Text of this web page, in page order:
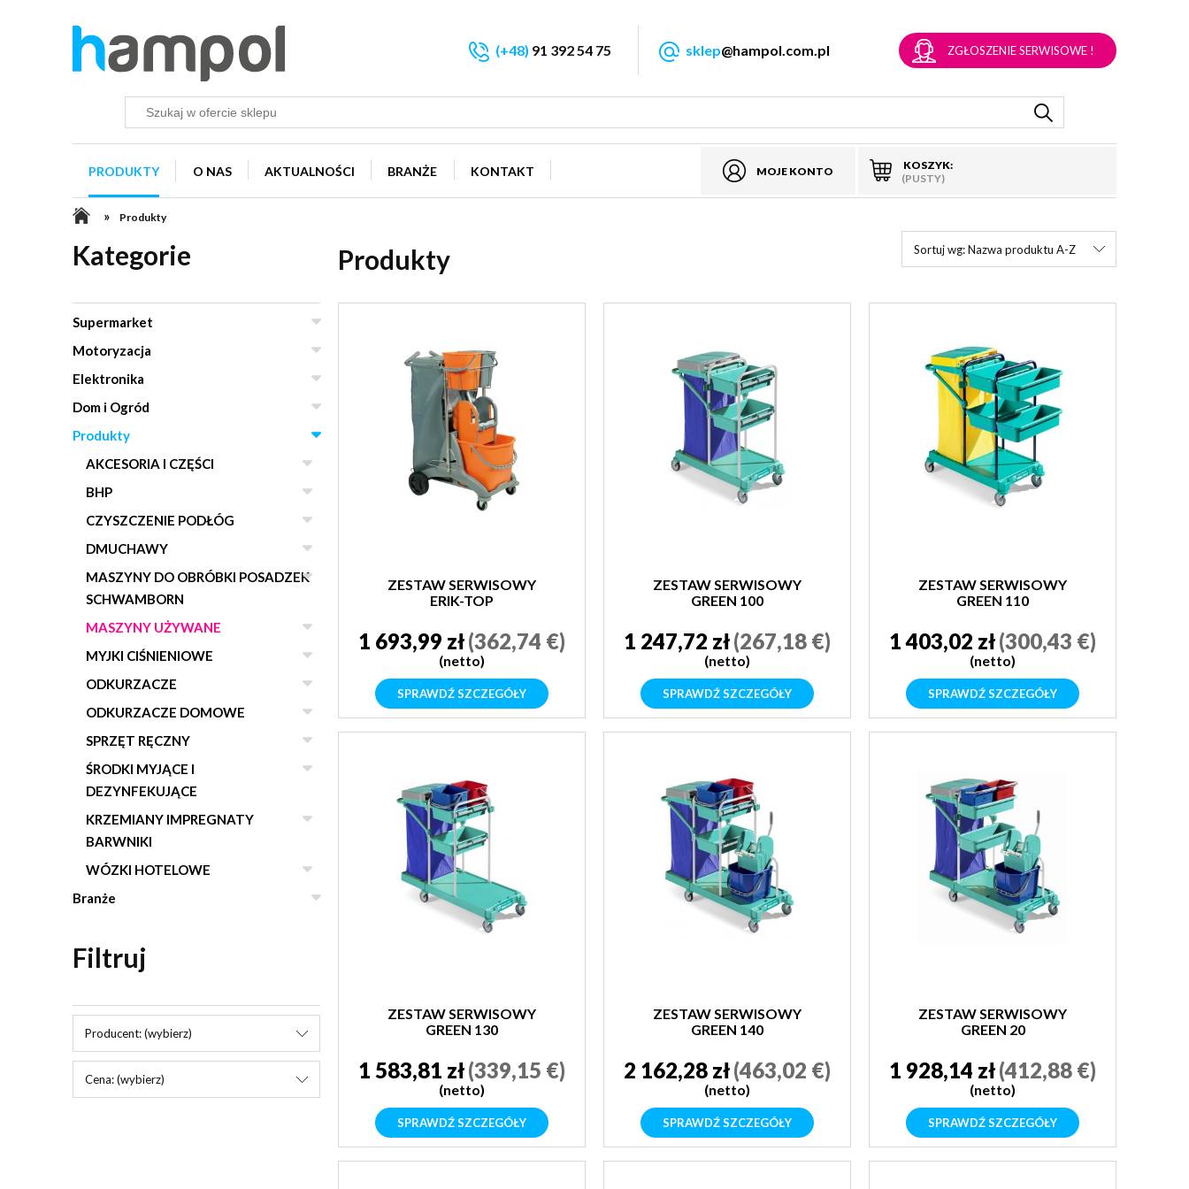
MOJE KONTO
KOSZYK:
(PUSTY)
(+48) 91 392 54 75 sklep@hampol.com.pl ZGŁOSZENIE SERWISOWE !
PRODUKTY O NAS AKTUALNOŚCI BRANŻE KONTAKT
» Produkty
Kategorie
Supermarket
Motoryzacja
Elektronika
Dom i Ogród
Produkty
AKCESORIA I CZĘŚCI
BHP
CZYSZCZENIE PODŁÓG
DMUCHAWY
MASZYNY DO OBRÓBKI POSADZEK
SCHWAMBORN
MASZYNY UŻYWANE
MYJKI CIŚNIENIOWE
ODKURZACZE
ODKURZACZE DOMOWE
SPRZĘT RĘCZNY
ŚRODKI MYJĄCE I
DEZYNFEKUJĄCE
KRZEMIANY IMPREGNATY
BARWNIKI
WÓZKI HOTELOWE
Branże
Filtruj
Producent: (wybierz)
Cena: (wybierz)
Produkty Sortuj wg:Nazwa produktu A-Z
ZESTAW SERWISOWY
ERIK-TOP
1 693,99 zł(362,74 €)
(netto)
SPRAWDŹ SZCZEGÓŁY
ZESTAW SERWISOWY
GREEN 100
1 247,72 zł(267,18 €)
(netto)
SPRAWDŹ SZCZEGÓŁY
ZESTAW SERWISOWY
GREEN 110
1 403,02 zł(300,43 €)
(netto)
SPRAWDŹ SZCZEGÓŁY
ZESTAW SERWISOWY
GREEN 130
1 583,81 zł(339,15 €)
(netto)
SPRAWDŹ SZCZEGÓŁY
ZESTAW SERWISOWY
GREEN 140
2 162,28 zł(463,02 €)
(netto)
SPRAWDŹ SZCZEGÓŁY
ZESTAW SERWISOWY
GREEN 20
1 928,14 zł(412,88 €)
(netto)
SPRAWDŹ SZCZEGÓŁY